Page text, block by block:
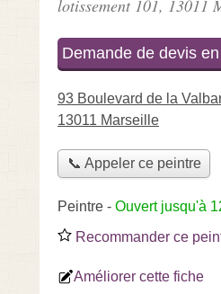
lotissement 101, 13011
Demande de devis
93 Boulevard de la
13011 Marseille
📞 Appeler ce peintre
Peintre - Ouvert jusqu'à
Recommander ce
Améliorer cette fiche